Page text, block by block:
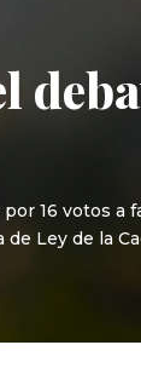
16 votos a
Ley de la